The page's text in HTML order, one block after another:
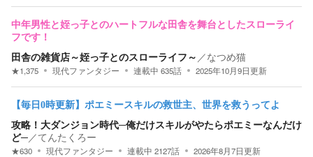
中年男性と姪っ子とのハートフルな田舎を舞台としたスローライ
フです！
田舎の雑貨店～姪っ子とのスローライフ～ ／なつめ猫
★1,375 現代ファンタジー 連載中 635話 2025年10月9日更新
【毎日0時更新】ポエミースキルの救世主、世界を救うってよ
攻略！大ダンジョン時代─俺だけスキルがやたらポエミーなんだけ
ど─／てんたくろー
★630 現代ファンタジー 連載中 2127話 2026年8月7日更新